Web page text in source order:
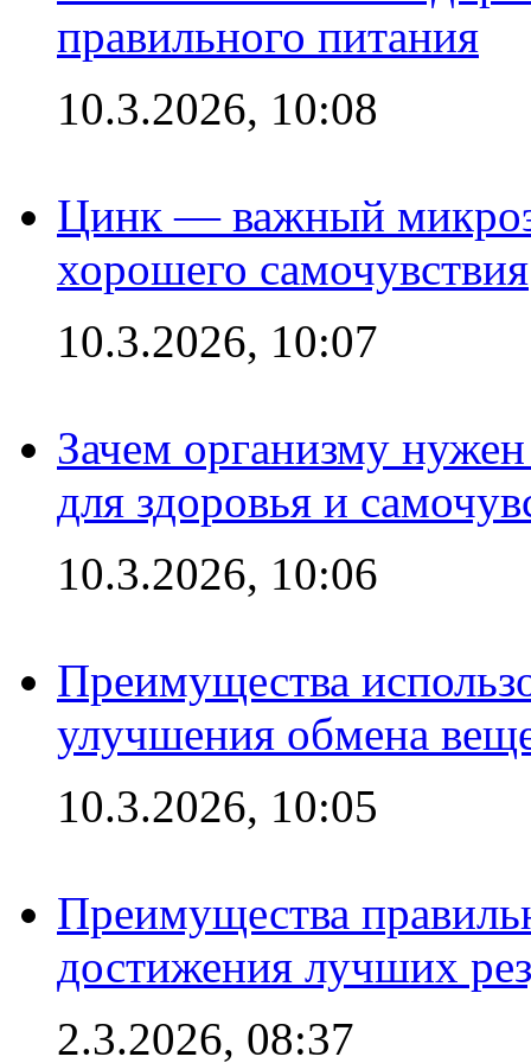
правильного питания
10.3.2026, 10:08
Цинк — важный
хорошего самочувствия
10.3.2026, 10:07
Зачем организму
для здоровья и
10.3.2026, 10:06
Преимущества
улучшения обмена
10.3.2026, 10:05
Преимущества
достижения лучших
2.3.2026, 08:37